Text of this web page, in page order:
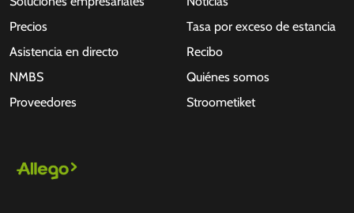
Precios
Asistencia en directo
NMBS
Proveedores
Tasa por exceso de estancia
Recibo
Quiénes somos
Stroometiket